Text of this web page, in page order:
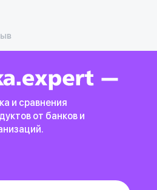
и сравнения
от банков и